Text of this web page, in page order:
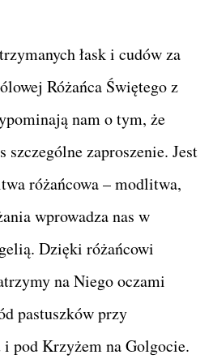
łask i cudów za
Różańca Świętego z
nam o tym, że
zaproszenie. Jest
różańcowa – modlitwa,
wprowadza nas w
Dzięki różańcowi
na Niego oczami
pastuszków przy
pod Krzyżem na Golgocie.